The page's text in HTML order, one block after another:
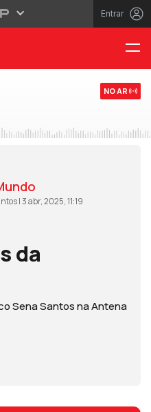
Entrar
NO AR
| 3 abr, 2025, 11:19
da
Sena Santos na Antena